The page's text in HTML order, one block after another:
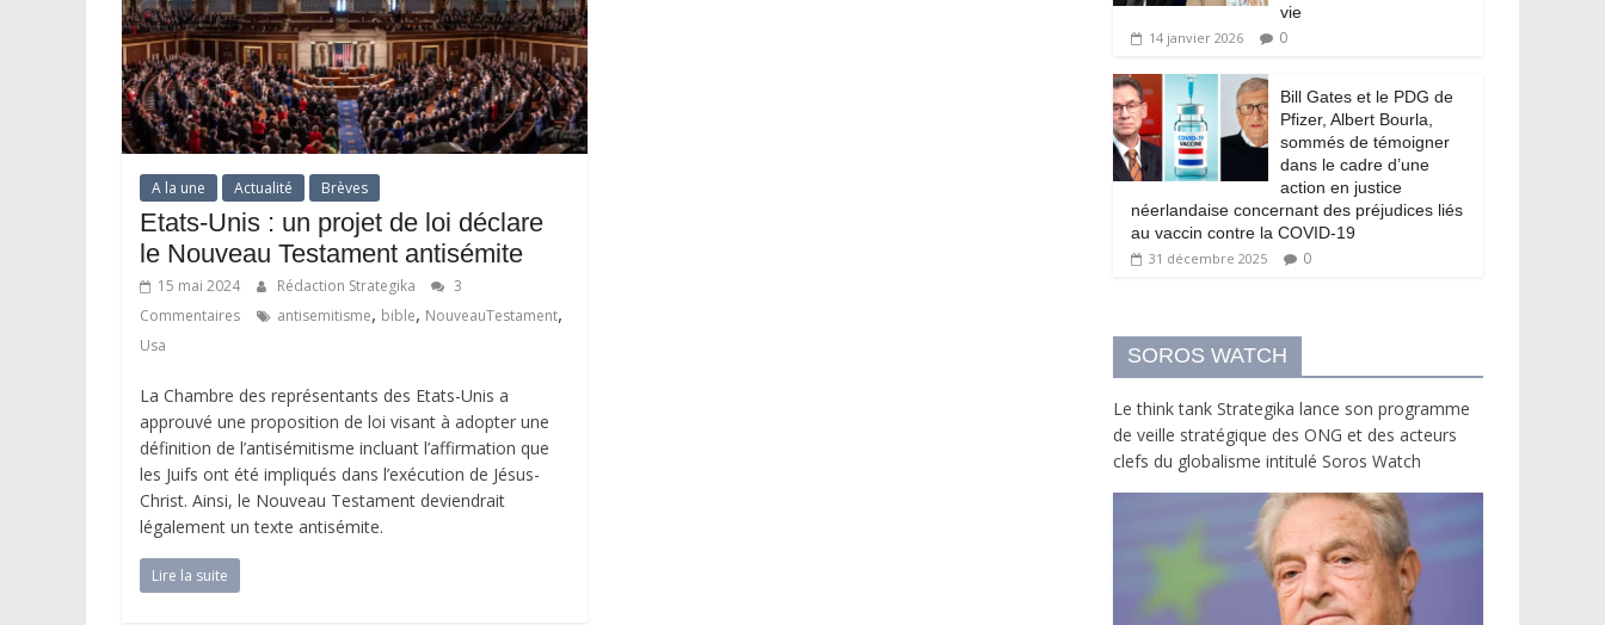
A la une Actualité Brèves
Etats-Unis : un projet de loi déclare
le Nouveau Testament antisémite
15 mai 2024 Rédaction Strategika
3
Commentaires
antisemitisme, bible, NouveauTestament,
Usa
La Chambre des représentants des Etats-Unis a
approuvé une proposition de loi visant à adopter une
définition de l’antisémitisme incluant l’affirmation que
les Juifs ont été impliqués dans l’exécution de Jésus-
Christ. Ainsi, le Nouveau Testament deviendrait
légalement un texte antisémite.
Lire la suite
vie
14 janvier 2026 0
Bill Gates et le PDG de
Pfizer, Albert Bourla,
sommés de témoigner
dans le cadre d’une
action en justice
néerlandaise concernant des préjudices liés
au vaccin contre la COVID-19
31 décembre 2025 0
SOROS WATCH
Le think tank Strategika lance son programme
de veille stratégique des ONG et des acteurs
clefs du globalisme intitulé Soros Watch